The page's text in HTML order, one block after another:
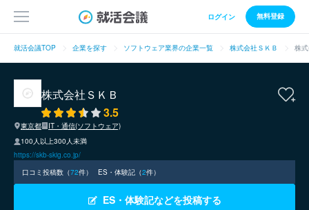
ログイン 無料登録
就活会議TOP 企業を探す ソフトウェア業界の企業一覧 株式会社ＳＫＢ 株
株式会社ＳＫＢ
3.5
東京都
IT・通信(ソフトウェア)
100人以上300人未満
https://skb-skig.co.jp/
口コミ投稿数（72件） ES・体験記（2件）
ES・体験記などを投稿する